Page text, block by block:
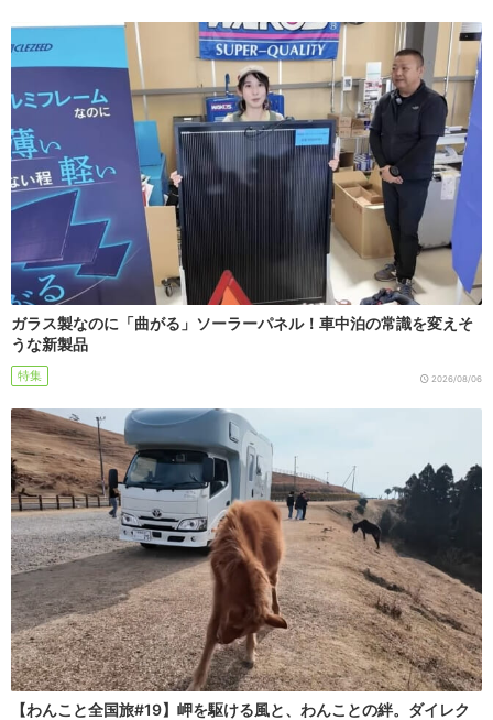
ガラス製なのに「曲がる」ソーラーパネル！車中泊の常識を変えそ
うな新製品
特集 2026/08/06
【わんこと全国旅#19】岬を駆ける風と、わんことの絆。ダイレク